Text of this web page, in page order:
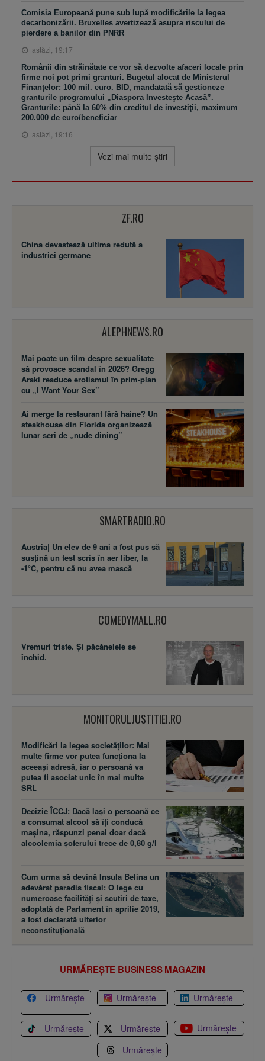
Comisia Europeană pune sub lupă modificările la legea
decarbonizării. Bruxelles avertizează asupra riscului de
pierdere a banilor din PNRR
astăzi, 19:17
Românii din străinătate ce vor să dezvolte afaceri locale prin
firme noi pot primi granturi. Bugetul alocat de Ministerul
Finanţelor: 100 mil. euro. BID, mandatată să gestioneze
granturile programului „Diaspora Investeşte Acasă”.
Granturile: până la 60% din creditul de investiţii, maximum
200.000 de euro/beneficiar
astăzi, 19:16
Vezi mai multe ştiri
ZF.RO
China devastează ultima redută a
industriei germane
ALEPHNEWS.RO
Mai poate un film despre sexualitate
să provoace scandal în 2026? Gregg
Araki readuce erotismul în prim-plan
cu „I Want Your Sex”
Ai merge la restaurant fără haine? Un
steakhouse din Florida organizează
lunar seri de „nude dining”
SMARTRADIO.RO
Austria| Un elev de 9 ani a fost pus să
susţină un test scris în aer liber, la
-1°C, pentru că nu avea mască
COMEDYMALL.RO
Vremuri triste. Şi păcănelele se
închid.
MONITORULJUSTITIEI.RO
Modificări la legea societăţilor: Mai
multe firme vor putea funcţiona la
aceeaşi adresă, iar o persoană va
putea fi asociat unic în mai multe
SRL
Decizie ÎCCJ: Dacă laşi o persoană ce
a consumat alcool să îţi conducă
maşina, răspunzi penal doar dacă
alcoolemia şoferului trece de 0,80 g/l
Cum urma să devină Insula Belina un
adevărat paradis fiscal: O lege cu
numeroase facilităţi şi scutiri de taxe,
adoptată de Parlament în aprilie 2019,
a fost declarată ulterior
neconstituţională
URMĂREȘTE BUSINESS MAGAZIN
Urmărește Urmărește Urmărește
Urmărește Urmărește
Urmărește
Urmărește